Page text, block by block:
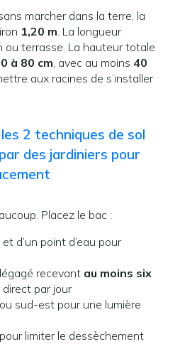
marcher dans la terre, la
1,20 m. La longueur
ou terrasse. La hauteur totale
à 80 cm, avec au moins 40
aux racines de s’installer
2 techniques de sol
des jardiniers pour
Placez le bac :
d’un point d’eau pour
recevant au moins six
direct par jour
sud-est pour une lumière
limiter le dessèchement